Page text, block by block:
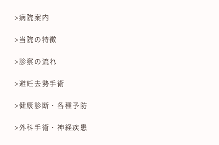
>病院案内
>当院の特徴
>診察の流れ
>避妊去勢手術
>健康診断・各種予防
>外科手術・神経疾患